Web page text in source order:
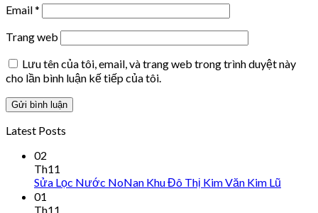
Email*
Trang web
Lưu tên của tôi, email, và trang web trong trình duyệt này
cho lần bình luận kế tiếp của tôi.
Latest Posts
02
Th11
Sửa Lọc Nước NoNan Khu Đô Thị Kim Văn Kim Lũ
01
Th11